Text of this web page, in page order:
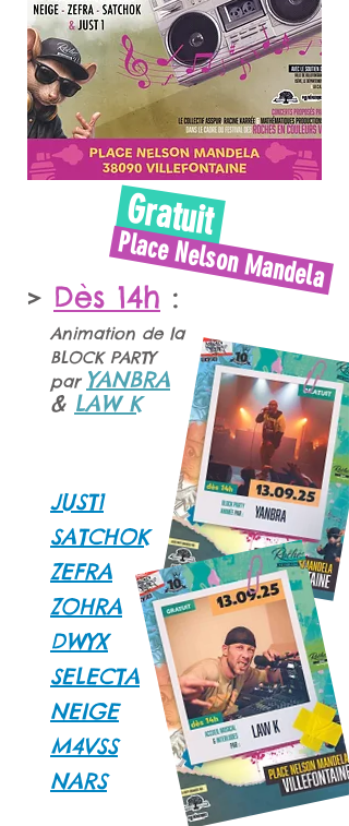
Gratuit
Place Nelson Mandela
> Dès 14h :
Animation de la
BLOCK PARTY
par YANBRA
& LAW K
​JUST1
SATCHOK
ZEFRA
ZOHRA
DWYX
SELECTA
NEIGE
M4VSS
NARS